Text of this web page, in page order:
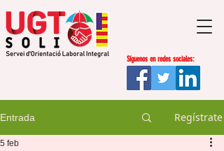
Síguenos en redes sociales:
Entrada Regístrate
5 feb